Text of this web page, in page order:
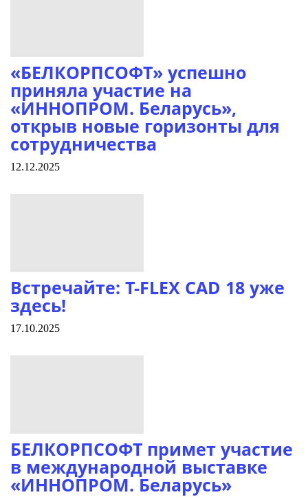
«БЕЛКОРПСОФТ» успешно
приняла участие на
«ИННОПРОМ. Беларусь»,
открыв новые горизонты для
сотрудничества
12.12.2025
Встречайте: T-FLEX CAD 18 уже
здесь!
17.10.2025
БЕЛКОРПСОФТ примет участие
в международной выставке
«ИННОПРОМ. Беларусь»